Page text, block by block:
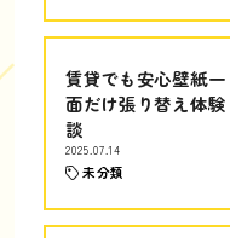
賃貸でも安心壁紙一
面だけ張り替え体験
談
2025.07.14
未分類